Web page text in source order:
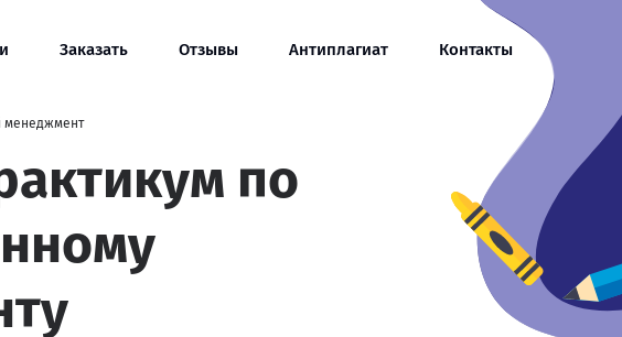
Заказать Отзывы Антиплагиат Контакты
менеджмент
по